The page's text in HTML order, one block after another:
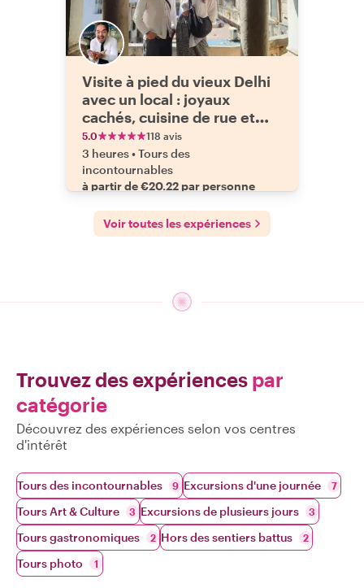
Visite à pied du vieux Delhi
avec un local : joyaux
cachés, cuisine de rue et
culture
5.0 118 avis
3 heures•Tours des
incontournables
à partir de €20.22 par personne
Voir toutes les expériences
Trouvez des expériences par
catégorie
Découvrez des expériences selon vos centres
d'intérêt
Tours des incontournables 9 Excursions d'une journée 7
Tours Art & Culture 3 Excursions de plusieurs jours 3
Tours gastronomiques 2 Hors des sentiers battus 2
Tours photo 1